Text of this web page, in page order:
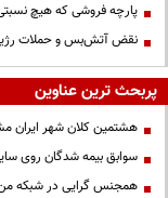
پارچه فروشی که هیچ نسبتی
نقض آتش‌بس و حملات
پربحث ترین عناوین
هشتمین کلان شهر
سوابق بیمه شدگان روی
همجنس گرایی در شبکه